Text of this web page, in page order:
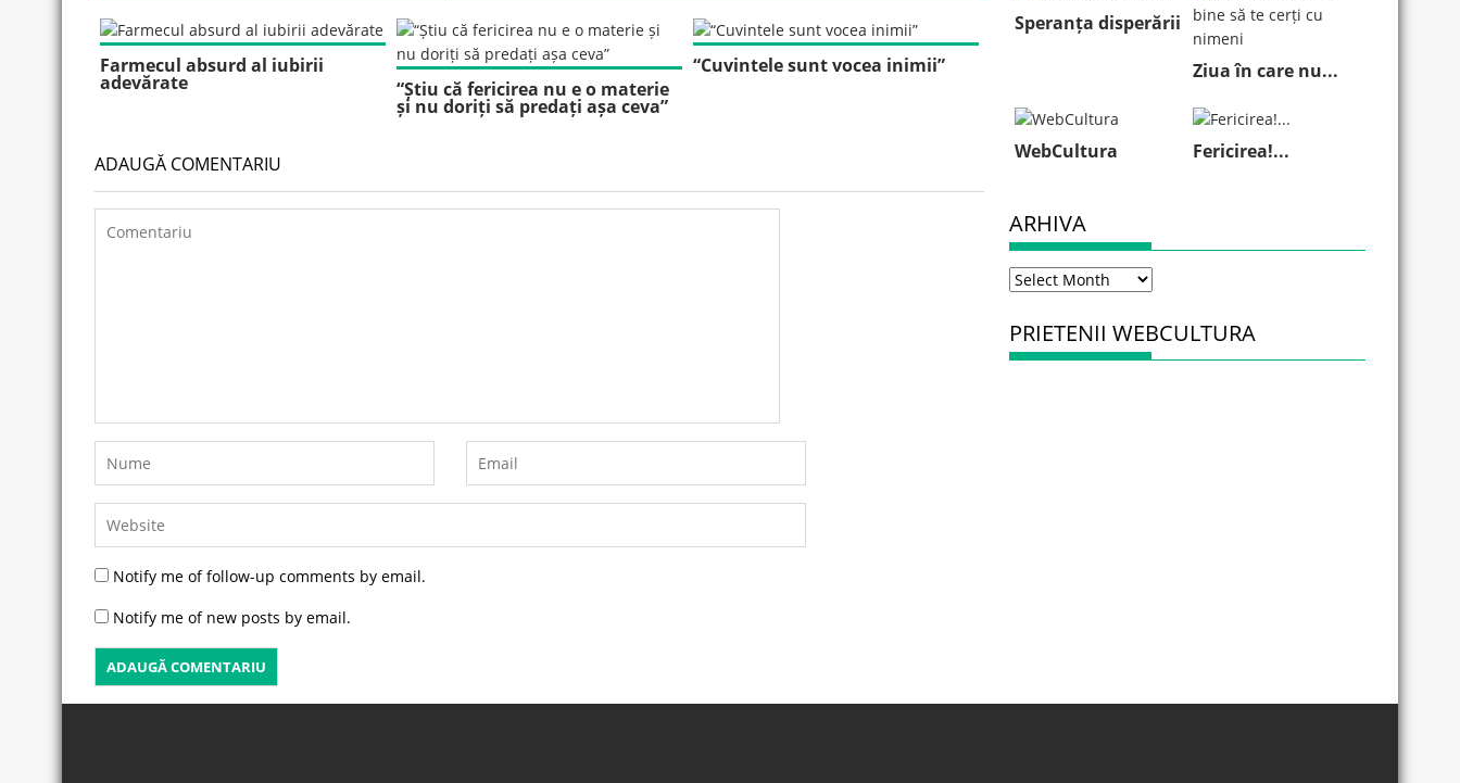
Farmecul absurd al iubirii
adevărate “Știu că fericirea nu e o materie
și nu doriți să predați așa ceva”
“Cuvintele sunt vocea inimii”
ADAUGĂ COMENTARIU
Notify me of follow-up comments by email.
Notify me of new posts by email.
Speranța disperării
Ziua în care nu...
WebCultura Fericirea!...
ARHIVA
Arhiva
PRIETENII WEBCULTURA